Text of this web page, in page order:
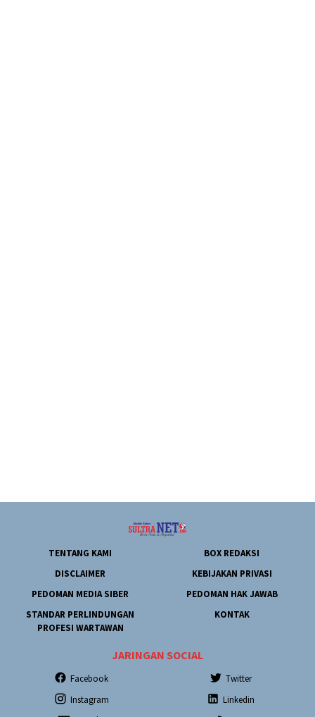
TENTANG KAMI
BOX REDAKSI
DISCLAIMER
KEBIJAKAN PRIVASI
PEDOMAN MEDIA SIBER
PEDOMAN HAK JAWAB
STANDAR PERLINDUNGAN
PROFESI WARTAWAN
KONTAK
JARINGAN SOCIAL
Facebook
Twitter
Instagram
Linkedin